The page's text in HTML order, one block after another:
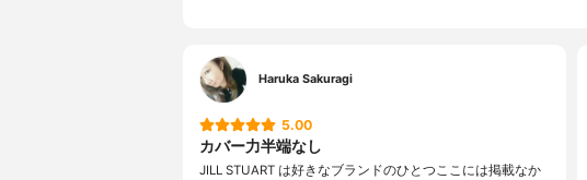
Haruka Sakuragi
5.00
カバー力半端なし
JILL STUART は好きなブランドのひとつここには掲載なか